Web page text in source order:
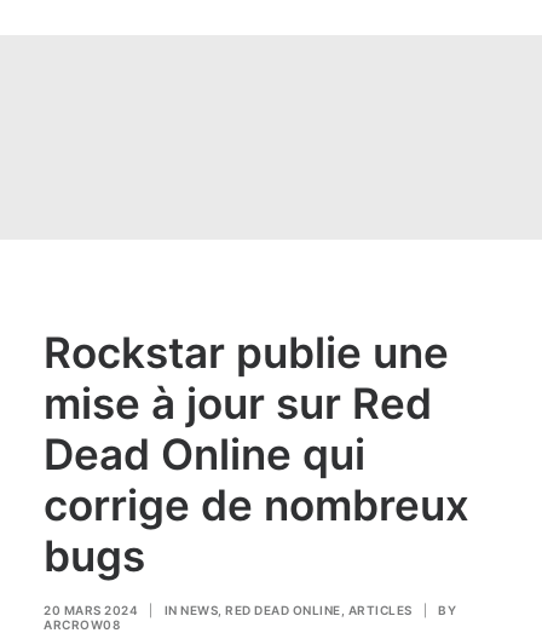
Rockstar publie une
mise à jour sur Red
Dead Online qui
corrige de nombreux
bugs
20 MARS 2024 IN NEWS RED DEAD ONLINE ARTICLES
BY
ARCROW08